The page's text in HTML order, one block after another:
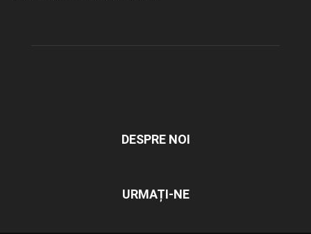
DESPRE NOI
URMAȚI-NE